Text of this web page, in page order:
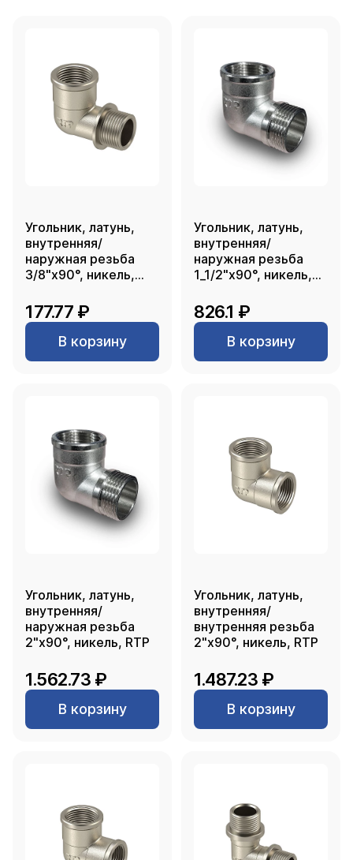
Угольник, латунь,
внутренняя/
наружная резьба
3/8"х90°, никель,
177.77 ₽
В корзину
Угольник, латунь,
внутренняя/
наружная резьба
1_1/2"х90°, никель,
826.1 ₽
В корзину
Угольник, латунь,
внутренняя/
наружная резьба
2"х90°, никель, RTP
1.562.73 ₽
В корзину
Угольник, латунь,
внутренняя/
внутренняя резьба
2"х90°, никель, RTP
1.487.23 ₽
В корзину